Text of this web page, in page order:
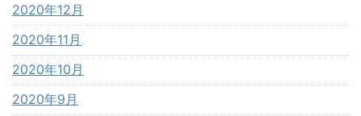
2020年12月
2020年11月
2020年10月
2020年9月